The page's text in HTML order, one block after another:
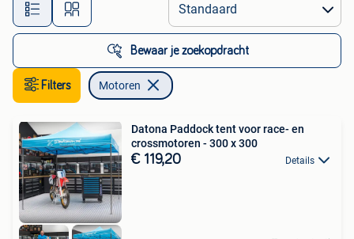
Bewaar je zoekopdracht
Filters Motoren
Datona Paddock tent voor race- en
crossmotoren - 300 x 300
€ 119,20 Details